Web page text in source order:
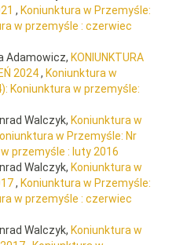
, Koniunktura w Przemyśle:
w przemyśle : czerwiec
Adamowicz, KONIUNKTURA
2024, Koniunktura w
Koniunktura w przemyśle:
Walczyk, Koniunktura w
w Przemyśle: Nr
przemyśle : luty 2016
Walczyk, Koniunktura w
, Koniunktura w Przemyśle:
w przemyśle : czerwiec
Walczyk, Koniunktura w